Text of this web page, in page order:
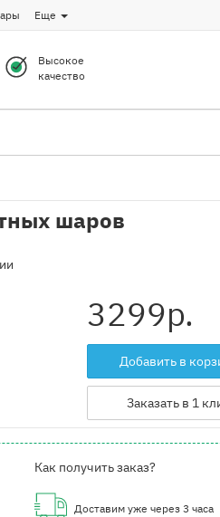
Еще
Высокое
качество
шаров
3299р.
Добавить в
Заказать в 1
Как получить заказ?
Доставим уже через 3 часа